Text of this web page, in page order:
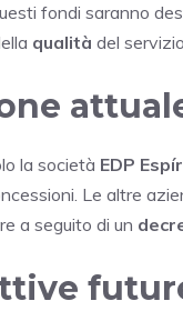
fondi saranno
qualità del
la società EDP
Le altre
a seguito di un